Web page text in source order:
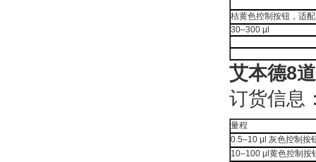
桔黄色控制按钮，适
30–300 μl
艾本德8
订货信息
量程
0.5–10 μl 灰色控制按
10–100 μl黄色控制按